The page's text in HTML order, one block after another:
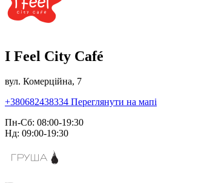
I Feel City Café
вул. Комерційна, 7
+380682438334 Переглянути на мапі
Пн-Сб: 08:00-19:30
Нд: 09:00-19:30